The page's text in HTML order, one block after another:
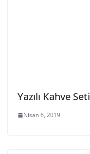
Yazılı Kahve Seti
Nisan 6, 2019